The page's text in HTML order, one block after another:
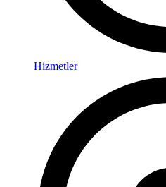
Hizmetler